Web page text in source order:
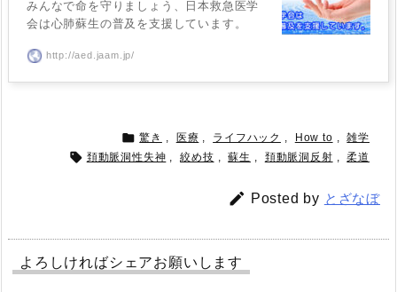
みんなで命を守りましょう、日本救急医学
会は心肺蘇生の普及を支援しています。
http://aed.jaam.jp/
 驚き , 医療 , ライフハック , How to , 雑学
 頚動脈洞性失神 , 絞め技 , 蘇生 , 頚動脈洞反射 , 柔道
 Posted by とざなぼ
よろしければシェアお願いします